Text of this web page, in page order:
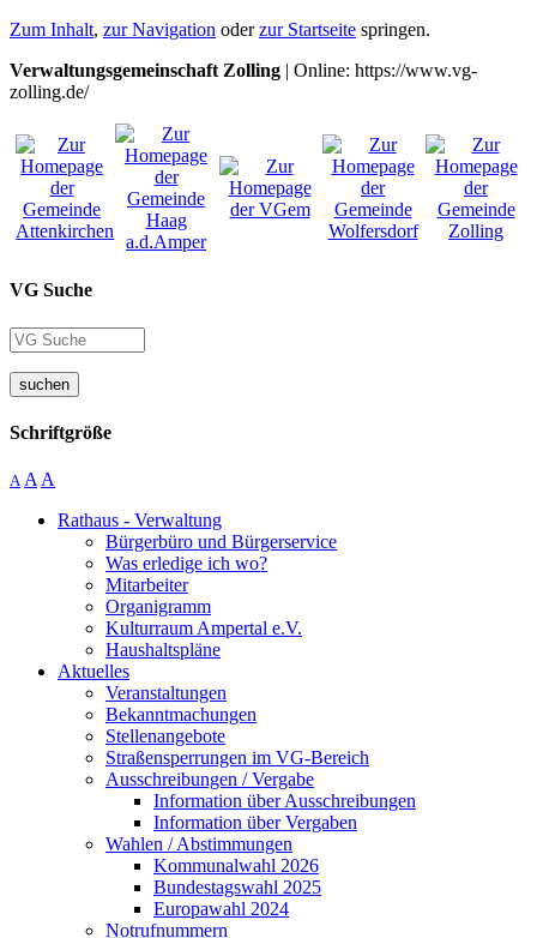
Zum Inhalt, zur Navigation oderzur Startseite springen.
Verwaltungsgemeinschaft Zolling | Online: https://www.vg-
zolling.de/
VG Suche
suchen
Schriftgröße
A A A
Rathaus - Verwaltung
Bürgerbüro und Bürgerservice
Was erledige ich wo?
Mitarbeiter
Organigramm
Kulturraum Ampertal e.V.
Haushaltspläne
Aktuelles
Veranstaltungen
Bekanntmachungen
Stellenangebote
Straßensperrungen im VG-Bereich
Ausschreibungen / Vergabe
Information über Ausschreibungen
Information über Vergaben
Wahlen / Abstimmungen
Kommunalwahl 2026
Bundestagswahl 2025
Europawahl 2024
Notrufnummern